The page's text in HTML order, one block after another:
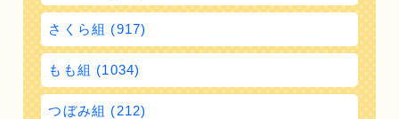
さくら組 (917)
もも組 (1034)
つぼみ組 (212)